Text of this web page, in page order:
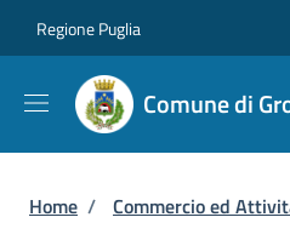
Regione Puglia
Comune di
Briciole di pane
Home / Commercio ed